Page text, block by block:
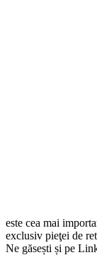
este cea mai
exclusiv pieţei de
Ne găsești și pe